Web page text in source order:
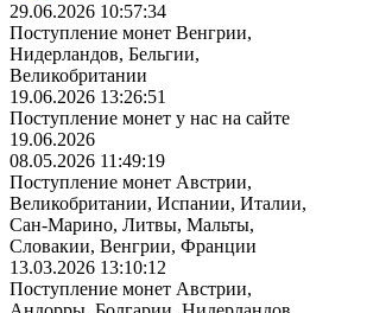
29.06.2026 10:57:34
Поступление монет Венгрии,
Нидерландов, Бельгии,
Великобритании
19.06.2026 13:26:51
Поступление монет у нас на сайте
19.06.2026
08.05.2026 11:49:19
Поступление монет Австрии,
Великобритании, Испании, Италии,
Сан-Марино, Литвы, Мальты,
Словакии, Венгрии, Франции
13.03.2026 13:10:12
Поступление монет Австрии,